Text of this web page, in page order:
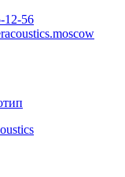
содержанию
12-56